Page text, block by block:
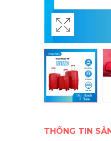
THÔNG TIN